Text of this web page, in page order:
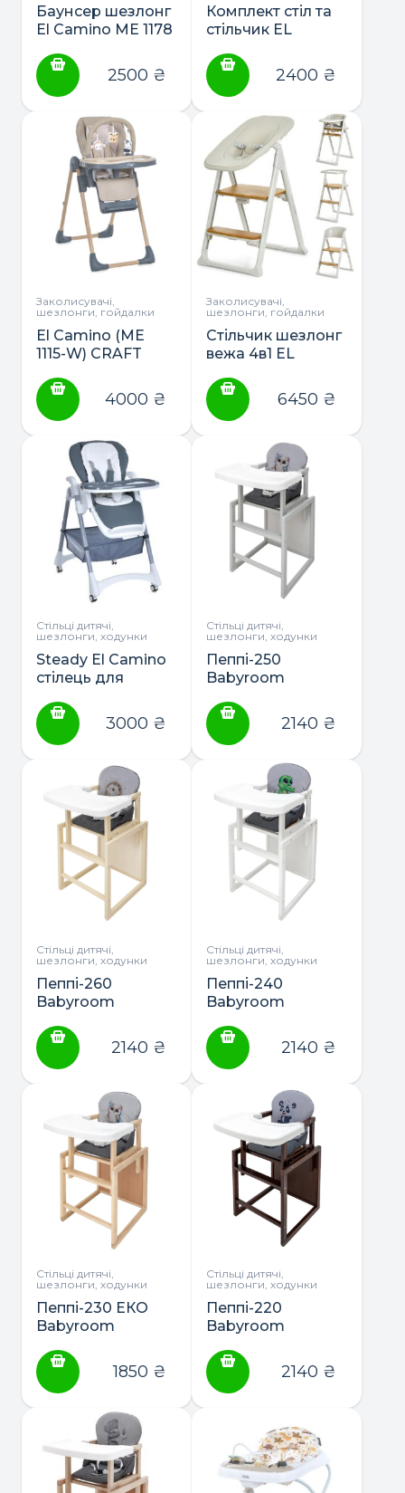
Баунсер шезлонг
El Camino ME 1178
2500 ₴
Комплект стіл та
стільчик EL
2400 ₴
Заколисувачі,
шезлонги, гойдалки
El Camino (ME
1115-W) CRAFT
годування від
народження
4000 ₴
Заколисувачі,
шезлонги, гойдалки
Стільчик шезлонг
вежа 4в1 EL
ME 1222
6450 ₴
Стільці дитячі,
шезлонги, ходунки
Steady El Camino
стілець для
3000 ₴
Стільці дитячі,
шезлонги, ходунки
Пеппі-250
Babyroom
трансформер з
пластиковою
столешнею
2140 ₴
Стільці дитячі,
шезлонги, ходунки
Пеппі-260
Babyroom
трансформер з
пластиковою
столешнею
(слонова кістка)
2140 ₴
Стільці дитячі,
шезлонги, ходунки
Пеппі-240
Babyroom
трансформер з
пластиковою
столешнею
2140 ₴
Стільці дитячі,
шезлонги, ходунки
Пеппі-230 ЕКО
Babyroom
трансформер з
пластиковою
столешнею (без
1850 ₴
Стільці дитячі,
шезлонги, ходунки
Пеппі-220
Babyroom
трансформер
тонований з
пластиковою
2140 ₴